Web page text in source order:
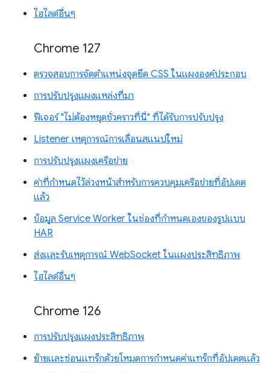
ไฮไลต์อื่นๆ
Chrome 127
ตรวจสอบการจัดตำแหน่งจุดยึด CSS ในแผงองค์ประกอบ
การปรับปรุงแผงแหล่งที่มา
ฟีเจอร์ "ไม่ต้องหยุดชั่วคราวที่นี่" ที่ได้รับการปรับปรุง
Listener เหตุการณ์การเลื่อนสแนปใหม่
การปรับปรุงแผงเครือข่าย
ค่าที่กำหนดไว้ล่วงหน้าสำหรับการควบคุมเครือข่ายที่อัปเดต
แล้ว
ข้อมูล Service Worker ในช่องที่กำหนดเองของรูปแบบ
HAR
ส่งและรับเหตุการณ์ WebSocket ในแผงประสิทธิภาพ
ไฮไลต์อื่นๆ
Chrome 126
การปรับปรุงแผงประสิทธิภาพ
ย้ายและซ่อนแทร็กด้วยโหมดการกำหนดค่าแทร็กที่อัปเดตแล้ว